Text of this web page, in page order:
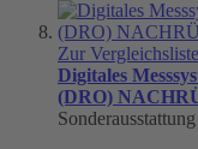
Zur
Digitales
(DRO)